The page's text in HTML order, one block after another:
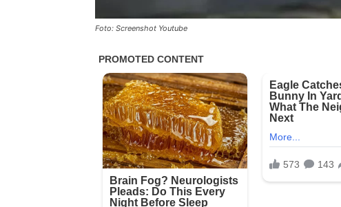
Foto: Screenshot Youtube